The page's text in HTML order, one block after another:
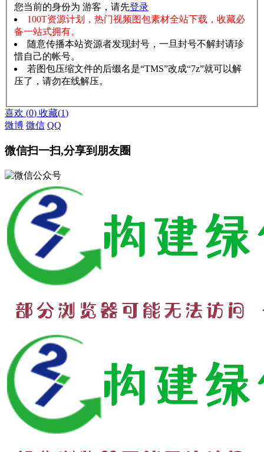
您当前的身份为 游客，请先登录
100T资源计划，热门视频图包素材全站下载，收藏必
备一站式拥有。
随意传播本站资源者发现封号，一旦封号不解封请珍
惜自己的帐号。
若图包压缩文件的后缀名是“TMS”改成“7z”就可以解
压了，请勿在线解压。
喜欢 (0) 收藏(1)
微博 微信 QQ
微信扫一扫,分享到朋友圈